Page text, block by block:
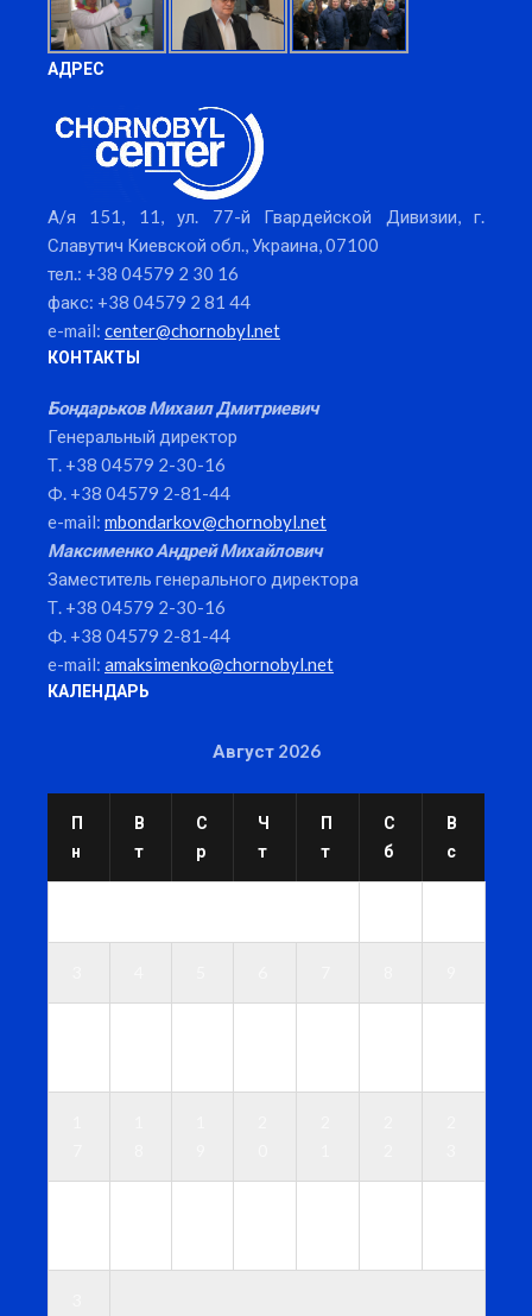
АДРЕС
А/я 151, 11, ул. 77-й Гвардейской Дивизии, г.
Славутич Киевской обл., Украина, 07100
тел.: +38 04579 2 30 16
факс: +38 04579 2 81 44
e-mail: center@chornobyl.net
КОНТАКТЫ
Бондарьков Михаил Дмитриевич
Генеральный директор
Т. +38 04579 2-30-16
Ф. +38 04579 2-81-44
e-mail: mbondarkov@chornobyl.net
Максименко Андрей Михайлович
Заместитель генерального директора
Т. +38 04579 2-30-16
Ф. +38 04579 2-81-44
e-mail: amaksimenko@chornobyl.net
КАЛЕНДАРЬ
Август 2026
П
н
В
т
С
р
Ч
т
П
т
С
б
В
с